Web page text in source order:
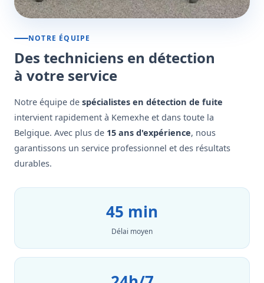
NOTRE ÉQUIPE
Des techniciens en détection
à votre service
Notre équipe de spécialistes en détection de fuite
intervient rapidement à Kemexhe et dans toute la
Belgique. Avec plus de 15 ans d'expérience, nous
garantissons un service professionnel et des résultats
durables.
45 min
Délai moyen